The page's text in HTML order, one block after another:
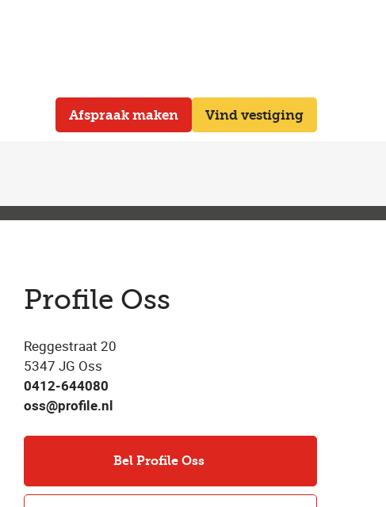
Afspraak maken Vind vestiging
Profile Oss
Reggestraat 20
5347 JG Oss
0412-644080
oss@profile.nl
Bel Profile Oss